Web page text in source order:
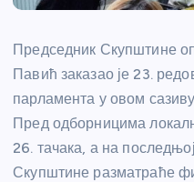
Председник Скупштине
Павић заказао је 23.
парламента у овом
Пред одборницима
26. тачака, а на
Скупштине разматраће